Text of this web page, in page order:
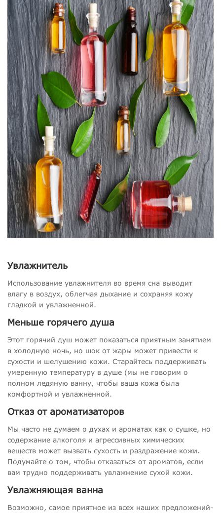
Увлажнитель
Использование увлажнителя во время сна выводит
влагу в воздух, облегчая дыхание и сохраняя кожу
гладкой и увлажненной.
Меньше горячего душа
Этот горячий душ может показаться приятным занятием
в холодную ночь, но шок от жары может привести к
сухости и шелушению кожи. Старайтесь поддерживать
умеренную температуру в душе (мы не говорим о
полном ледяную ванну, чтобы ваша кожа была
комфортной и увлажненной.
Отказ от ароматизаторов
Мы часто не думаем о духах и ароматах как о сушке, но
содержание алкоголя и агрессивных химических
веществ может вызвать сухость и раздражение кожи.
Подумайте о том, чтобы отказаться от ароматов, если
вам трудно поддерживать увлажнение сухой кожи.
Увлажняющая ванна
Возможно, самое приятное из всех наших предложений-